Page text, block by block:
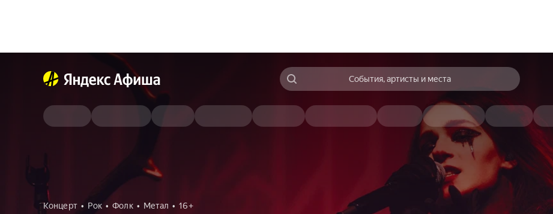
События, артисты и места
Концерт Рок Фолк Метал 16+